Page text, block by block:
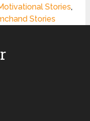
Stories,
Stories